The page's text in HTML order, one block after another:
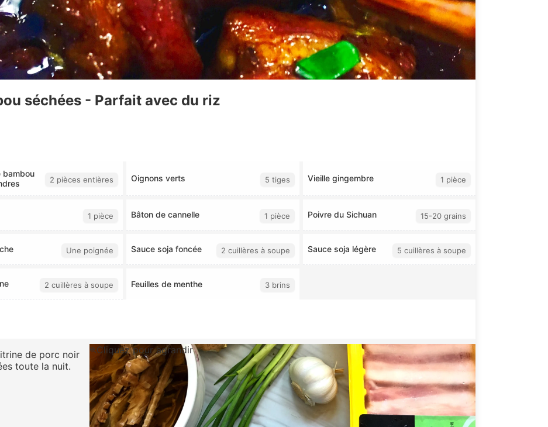
séchées - Parfait avec du riz
bambou
2 pièces entières Oignons verts 5 tiges Vieille gingembre 1 pièce
1 pièce Bâton de cannelle 1 pièce Poivre du Sichuan 15-20 grains
Une poignée Sauce soja foncée 2 cuillères à soupe Sauce soja légère 5 cuillères à soupe
2 cuillères à soupe Feuilles de menthe 3 brins
de porc noir
toute la nuit.
Cliquez pour agrandir